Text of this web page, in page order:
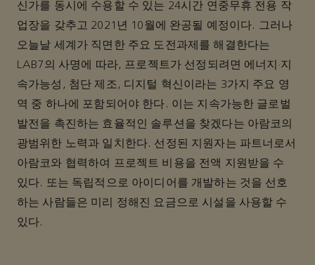
신가를 동시에 수용할 수 있는 24시간 연중무휴 전용 작
업장을 갖추고 2021년 10월에 완공될 예정이다. 그러나
오늘날 세계가 직면한 주요 도전과제를 해결한다는
LAB7의 사명에 따라, 프로젝트가 선정되려면 에너지·지
속가능성, 첨단 제조, 디지털 혁신이라는 3가지 주요 영
역 중 하나에 포함되어야 한다. 이는 지속가능한 글로벌
발전을 촉진하는 효율적인 솔루션을 찾겠다는 아람코의
광범위한 노력과 일치한다. 선정된 지원자는 파트너로서
아람코와 협력하여 프로젝트 비용을 전액 지원받을 수
있다. 또는 독립적으로 아이디어를 개발하는 것을 선호
하는 사람들은 미리 정해진 요금으로 시설을 사용할 수
있다.